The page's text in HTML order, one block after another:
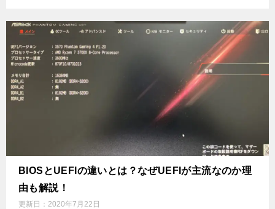
BIOSとUEFIの違いとは？なぜUEFIが主流なのか理
由も解説！
更新日： 2020年7月22日